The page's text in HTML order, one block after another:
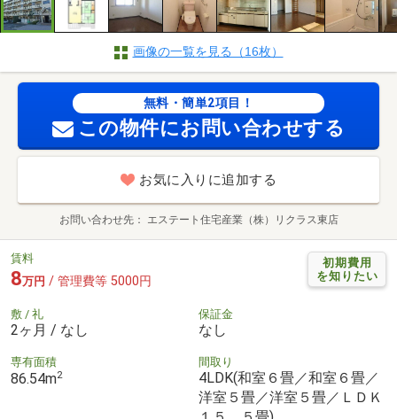
画像の一覧を見る（16枚）
無料・簡単2項目！
この物件にお問い合わせする
お気に入りに追加する
お問い合わせ先 エステート住宅産業（株）リクラス東店
初期費用
を知りたい
賃料
8万円 / 管理費等 5000円
敷 / 礼
2ヶ月 / なし
保証金
なし
専有面積
86.54m2
間取り
4LDK(和室６畳／和室６畳／
洋室５畳／洋室５畳／ＬＤＫ